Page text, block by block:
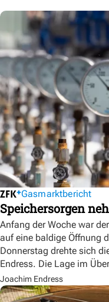
Gasmarktbericht
Speichersorgen
Anfang der Woche war
auf eine baldige Öffnung
Donnerstag drehte sich
Endress. Die Lage im
Joachim Endress